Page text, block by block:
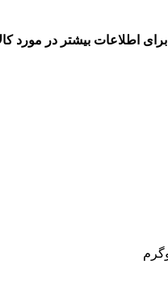
برای اطلاعات بیشتر در مورد